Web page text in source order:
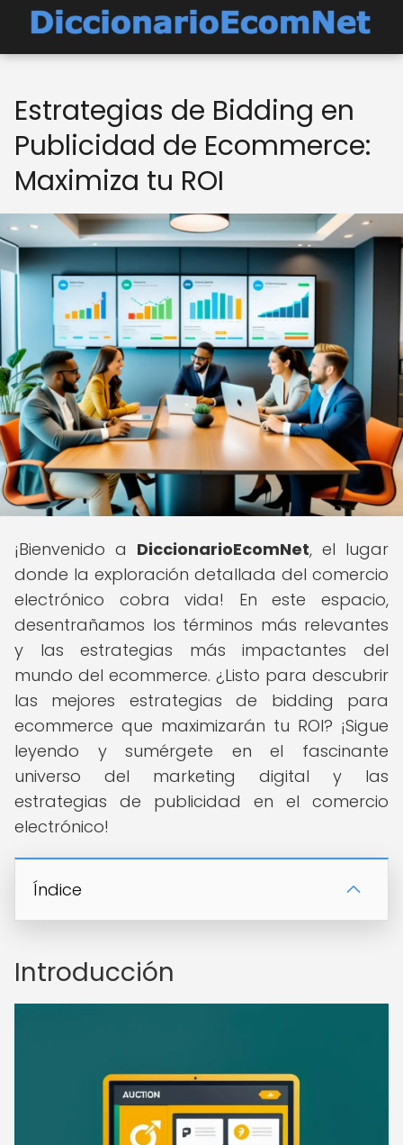
Estrategias de Bidding en
Publicidad de Ecommerce:
Maximiza tu ROI
¡Bienvenido a DiccionarioEcomNet, el lugar
donde la exploración detallada del comercio
electrónico cobra vida! En este espacio,
desentrañamos los términos más relevantes
y las estrategias más impactantes del
mundo del ecommerce. ¿Listo para descubrir
las mejores estrategias de bidding para
ecommerce que maximizarán tu ROI? ¡Sigue
leyendo y sumérgete en el fascinante
universo del marketing digital y las
estrategias de publicidad en el comercio
electrónico!
Índice
Introducción